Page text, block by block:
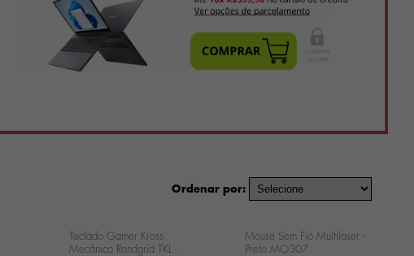
Ordenar por:
Teclado Gamer Kross
Mecânico Randgrid TKL -
Mouse Sem Fio Multilaser -
Preto MO307